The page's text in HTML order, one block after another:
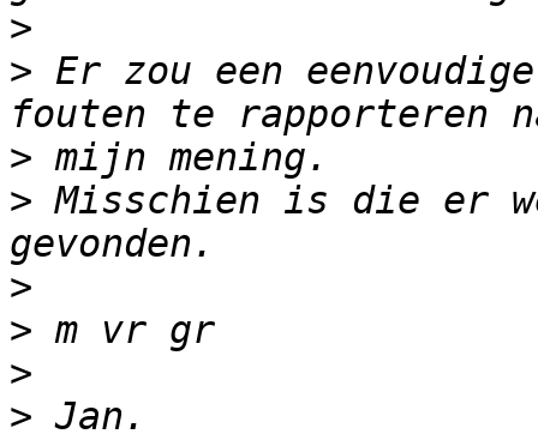
>
> Er zou een
>
> Misschien is die er
>
>
>
>